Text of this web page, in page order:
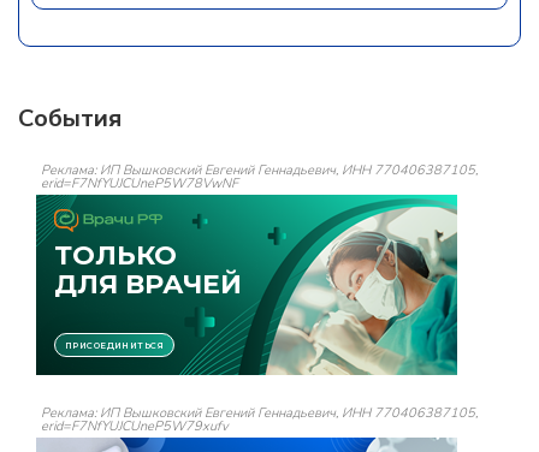
События
Реклама: ИП Вышковский Евгений Геннадьевич, ИНН 770406387105,
erid=F7NfYUJCUneP5W78VwNF
Реклама: ИП Вышковский Евгений Геннадьевич, ИНН 770406387105,
erid=F7NfYUJCUneP5W79xufv